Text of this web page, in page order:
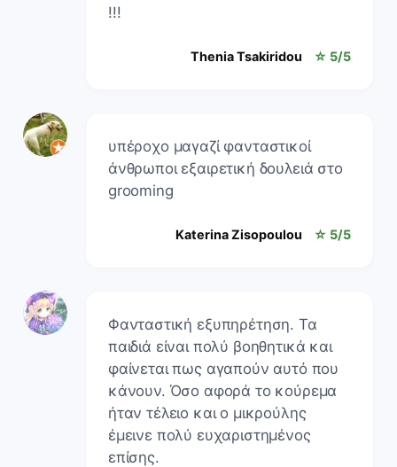
!!!
Thenia Tsakiridou ☆ 5/5
υπέροχο μαγαζί φανταστικοί
άνθρωποι εξαιρετική δουλειά στο
grooming
Katerina Zisopoulou ☆ 5/5
Φανταστική εξυπηρέτηση. Τα
παιδιά είναι πολύ βοηθητικά και
φαίνεται πως αγαπούν αυτό που
κάνουν. Όσο αφορά το κούρεμα
ήταν τέλειο και ο μικρούλης
έμεινε πολύ ευχαριστημένος
επίσης.